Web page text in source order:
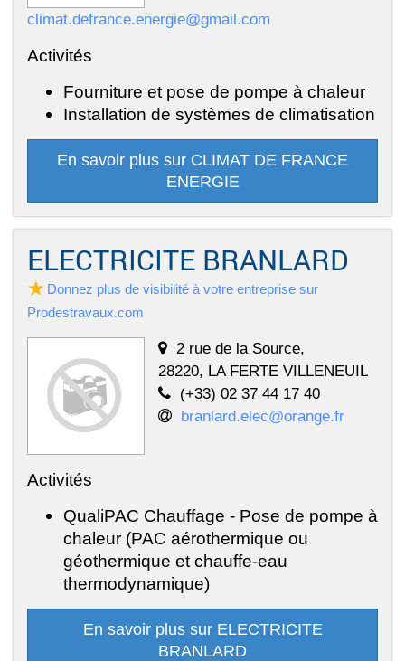
climat.defrance.energie@gmail.com
Activités
Fourniture et pose de pompe à chaleur
Installation de systèmes de climatisation
En savoir plus sur CLIMAT DE FRANCE
ENERGIE
ELECTRICITE BRANLARD
Donnez plus de visibilité à votre entreprise sur
Prodestravaux.com
2 rue de la Source,
28220, LA FERTE VILLENEUIL
(+33) 02 37 44 17 40
branlard.elec@orange.fr
Activités
QualiPAC Chauffage - Pose de pompe à
chaleur (PAC aérothermique ou
géothermique et chauffe-eau
thermodynamique)
En savoir plus sur ELECTRICITE
BRANLARD